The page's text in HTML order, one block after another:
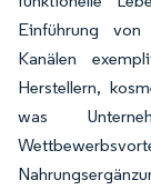
Einführung von
Kanälen
Herstellern,
was